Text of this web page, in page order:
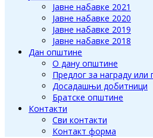
Јавне набавке 2021
Јавне набавке 2020
Јавне набавке 2019
Јавне набавке 2018
Дан општине
О дану општине
Предлог за награду или
Досадашњи добитници
Братске општине
Контакти
Сви контакти
Контакт форма